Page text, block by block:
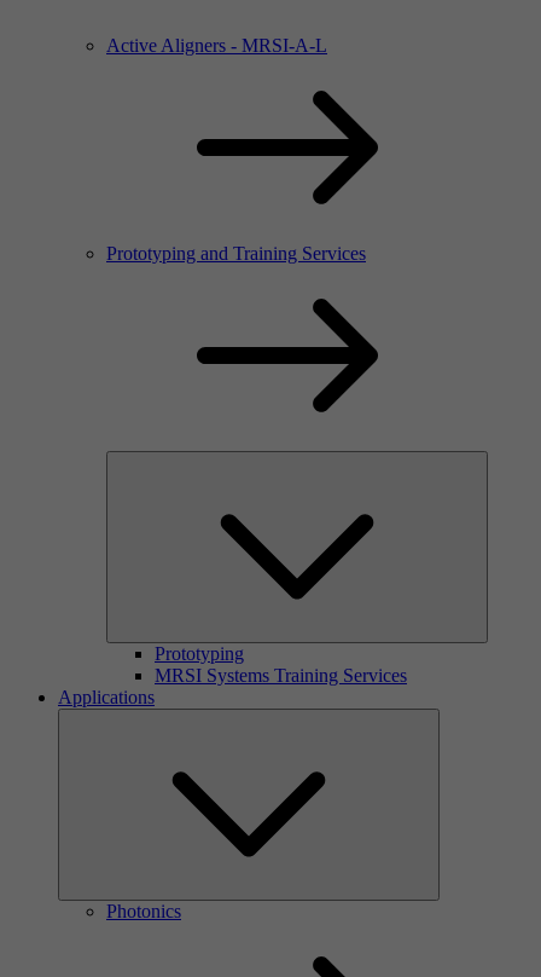
Active Aligners - MRSI-A-L
Prototyping and Training Services
Prototyping
MRSI Systems Training Services
Applications
Photonics